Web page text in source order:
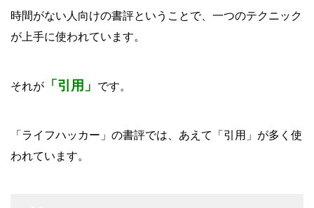
時間がない人向けの書評ということで、一つのテクニック
が上手に使われています。
それが 「引用」 です。
「ライフハッカー」の書評では、あえて「引用」が多く使
われています。